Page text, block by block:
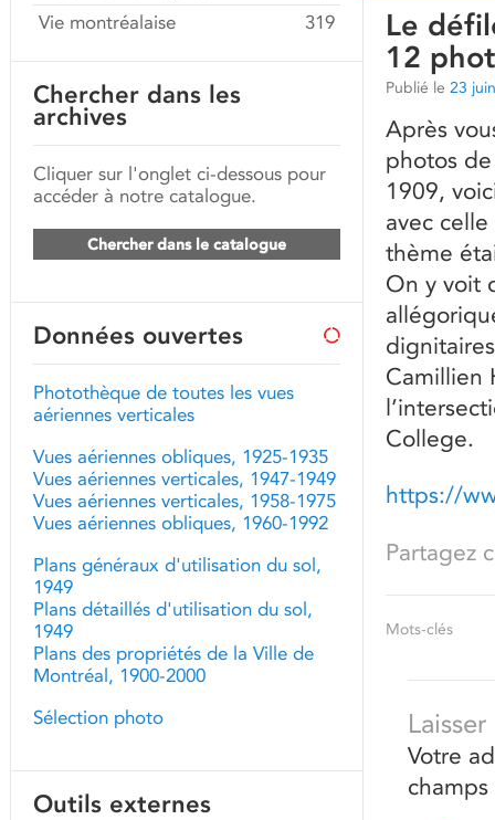
Le
12
Publié le 23
Après
photos
1909,
avec
thème
On y voit
Camillien
College.
https://
Partagez
Mots-clés
Votre
Vie montréalaise
319
Chercher dans les
archives
Cliquer sur l'onglet ci-dessous pour
accéder à notre catalogue.
Chercher dans le catalogue
Données ouvertes
Photothèque de toutes les vues
aériennes verticales
Vues aériennes obliques, 1925-1935
Vues aériennes verticales, 1947-1949
Vues aériennes verticales, 1958-1975
Vues aériennes obliques, 1960-1992
Plans généraux d'utilisation du sol,
1949
Plans détaillés d'utilisation du sol,
1949
Plans des propriétés de la Ville de
Montréal, 1900-2000
Sélection photo
Outils externes